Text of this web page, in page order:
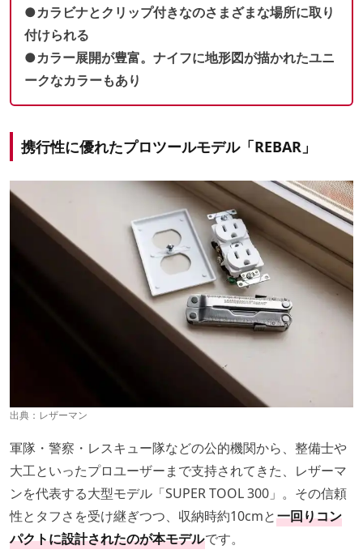
●カラビナとクリップ付きなのさまざまな場所に取り
付けられる
●カラー展開が豊富。ナイフに地形図が描かれたユニ
ークなカラーもあり
携行性に優れたプロツールモデル「REBAR」
出典： レザーマン
軍隊・警察・レスキュー隊などの公的機関から、整備士や
大工といったプロユーザーまで支持されてきた、レザーマ
ンを代表する大型モデル「SUPER TOOL 300」。その信頼
性とタフさを受け継ぎつつ、収納時約10cmと一回りコン
パクトに設計されたのが本モデルです。